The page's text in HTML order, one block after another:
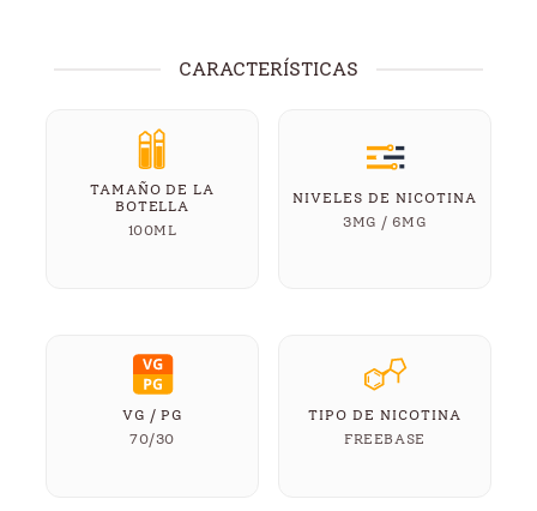
CARACTERÍSTICAS
TAMAÑO DE LA
BOTELLA
100ML
NIVELES DE NICOTINA
3MG / 6MG
VG / PG
70/30
TIPO DE NICOTINA
FREEBASE